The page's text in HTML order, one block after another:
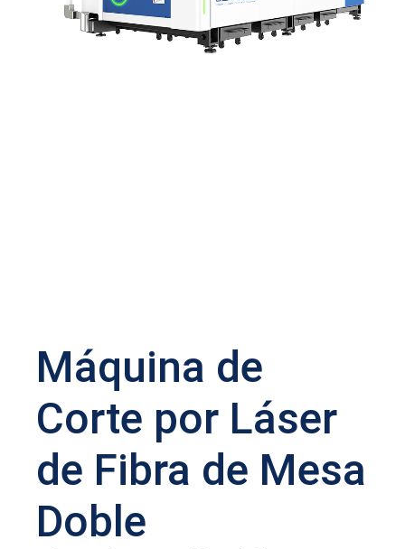
Máquina de
Corte por Láser
de Fibra de Mesa
Doble